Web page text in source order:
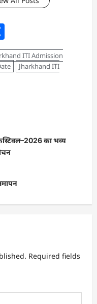
ITI Admission
Jharkhand ITI
का भव्य
Required fields